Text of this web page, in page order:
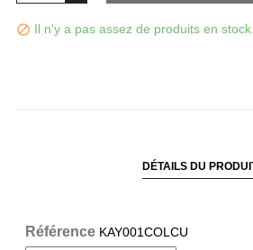
 Il n'y a pas assez de produits en stock.
DÉTAILS DU
Référence KAY001COLCU